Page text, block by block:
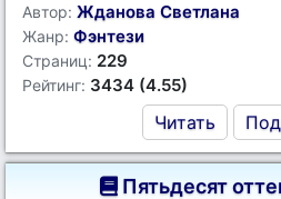
Автор: Жданова Светлана
Жанр: Фэнтези
Страниц: 229
Рейтинг: 3434 (4.55)
Читать
Пятьдесят